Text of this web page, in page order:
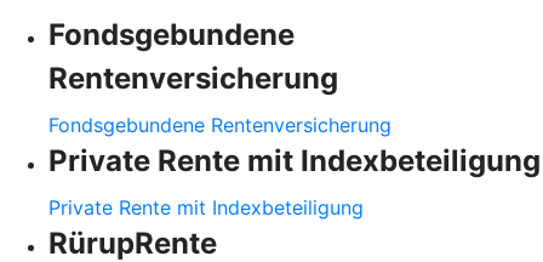
Fondsgebundene
Rentenversicherung
Fondsgebundene Rentenversicherung
Private Rente mit Indexbeteiligung
Private Rente mit Indexbeteiligung
RürupRente